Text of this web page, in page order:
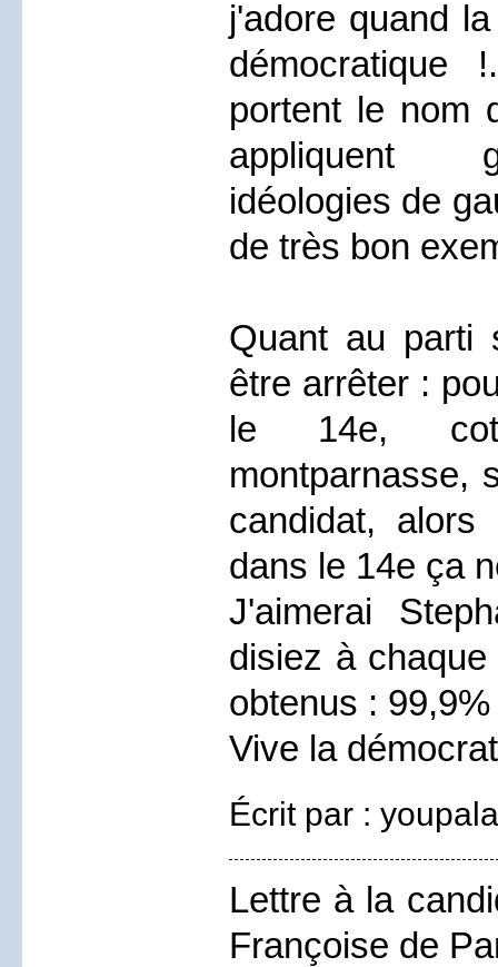
j'adore quand
démocratique
portent le nom
appliquent
idéologies de
de très bon
Quant au parti
être arrêter :
le 14e,
montparnasse,
candidat, alors
dans le 14e ça
J'aimerai
disiez à
obtenus :
Vive la
Écrit par :
Lettre à la
Françoise de